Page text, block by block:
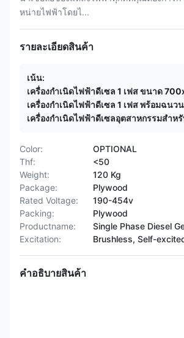
หน่ายไฟฟ้าโดยไ...
รายละเอียดสินค้า
เน้น:
เครื่องกำเนิดไฟฟ้าดีเซล 1 เฟส ขนาด
เครื่องกำเนิดไฟฟ้าดีเซล 1 เฟส พร้อมฉนว
เครื่องกำเนิดไฟฟ้าดีเซลอุตสาหกรรมสำห
Color:
OPTIONAL
Thf:
<50
Weight:
120 Kg
Package:
Plywood
Rated Voltage:
190-454v
Packing:
Plywood
Productname:
Single Phase Diesel
Excitation:
Brushless, Self-
คําอธิบายสินค้า